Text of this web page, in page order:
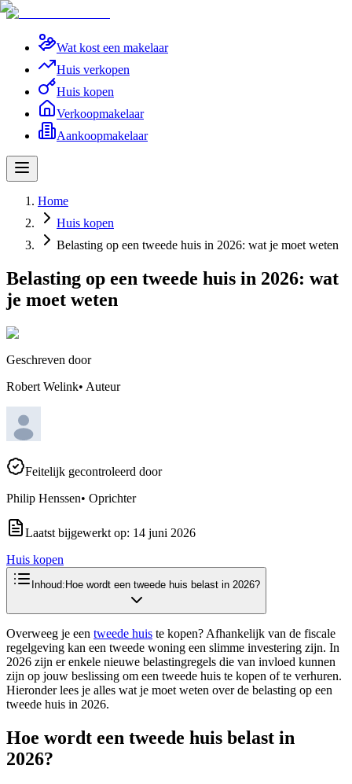
Wat kost een makelaar
Huis verkopen
Huis kopen
Verkoopmakelaar
Aankoopmakelaar
Home
Huis kopen
Belasting op een tweede huis in 2026: wat je moet weten
Belasting op een tweede huis in 2026: wat
je moet weten
Geschreven door
Robert Welink• Auteur
Feitelijk gecontroleerd door
Philip Henssen• Oprichter
Laatst bijgewerkt op: 14 juni 2026
Huis kopen
Inhoud: Hoe wordt een tweede huis belast in 2026?
Overweeg je een tweede huis te kopen? Afhankelijk van de fiscale
regelgeving kan een tweede woning een slimme investering zijn. In
2026 zijn er enkele nieuwe belastingregels die van invloed kunnen
zijn op jouw beslissing om een tweede huis te kopen of te verhuren.
Hieronder lees je alles wat je moet weten over de belasting op een
tweede huis in 2026.
Hoe wordt een tweede huis belast in
2026?